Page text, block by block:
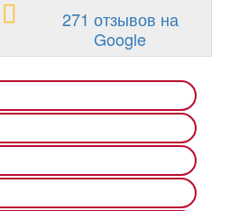
271 отзывов на
Google